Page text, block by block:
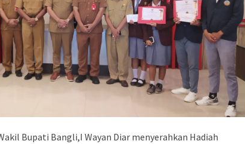
Bupati Bangli,I Wayan Diar menyerahkan Hadiah